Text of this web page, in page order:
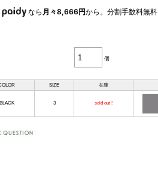
なら 月々8,666円から。分割手数料無料
個
SIZE 在庫
BLACK 3 sold out !